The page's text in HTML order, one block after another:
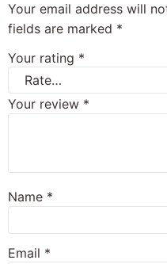
Your email address will
fields are marked *
Your rating *
Your review *
Name *
Email *